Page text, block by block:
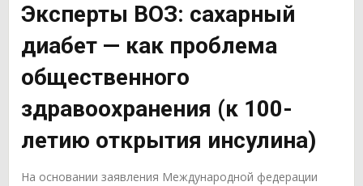
Эксперты ВОЗ: сахарный
диабет — как проблема
общественного
здравоохранения (к 100-
летию открытия инсулина)
На основании заявления Международной федерации